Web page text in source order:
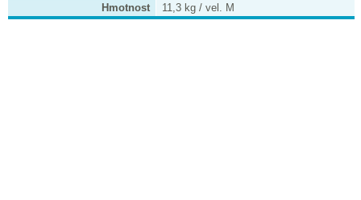
Hmotnost
11,3 kg / vel. M